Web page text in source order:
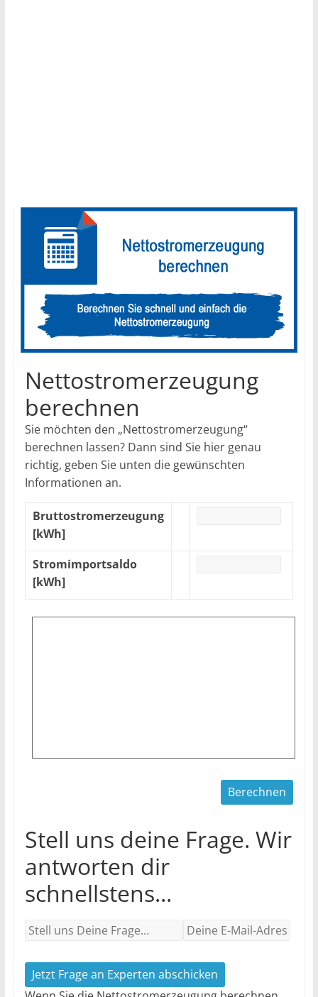
Nettostromerzeugung
berechnen
Sie möchten den „Nettostromerzeugung“
berechnen lassen? Dann sind Sie hier genau
richtig, geben Sie unten die gewünschten
Informationen an.
Bruttostromerzeugung
[kWh]
Stromimportsaldo
[kWh]
Stell uns deine Frage. Wir
antworten dir
schnellstens...
Jetzt Frage an Experten abschicken